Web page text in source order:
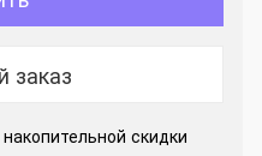
заказ
скидки